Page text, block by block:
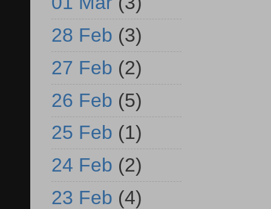
28 Feb (3)
27 Feb (2)
26 Feb (5)
25 Feb (1)
24 Feb (2)
23 Feb (4)